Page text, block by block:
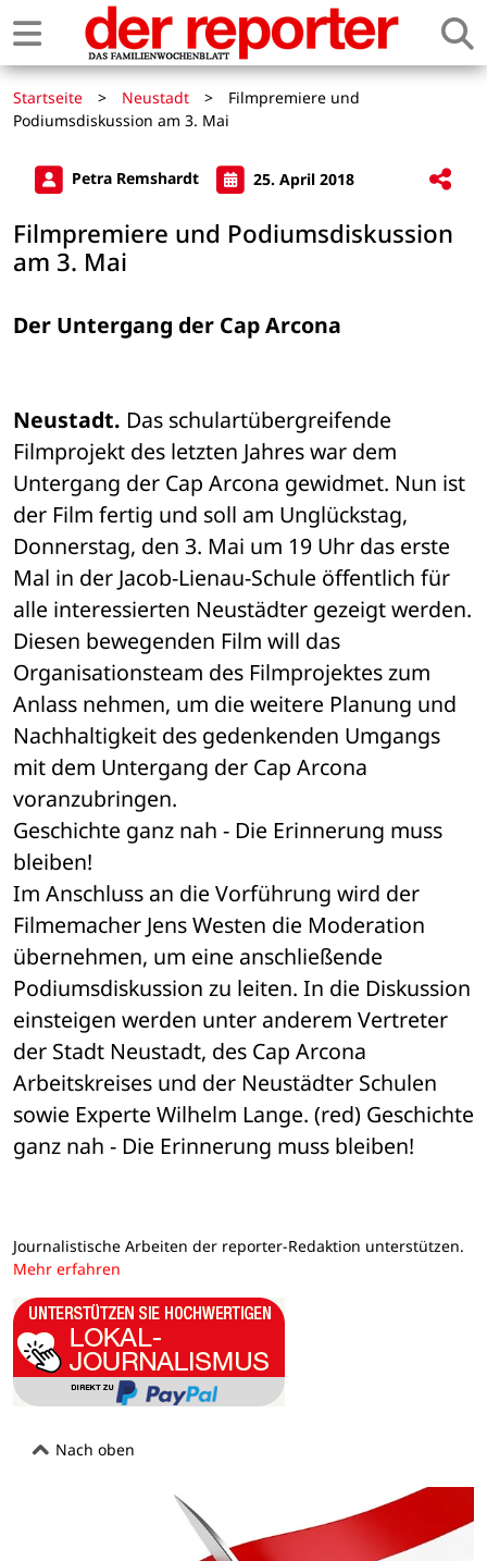
Startseite > Neustadt >
Filmpremiere und
Podiumsdiskussion am 3. Mai
Petra Remshardt 25. April 2018
Filmpremiere und Podiumsdiskussion
am 3. Mai
Der Untergang der Cap Arcona
Neustadt. Das schulartübergreifende
Filmprojekt des letzten Jahres war dem
Untergang der Cap Arcona gewidmet. Nun ist
der Film fertig und soll am Unglückstag,
Donnerstag, den 3. Mai um 19 Uhr das erste
Mal in der Jacob-Lienau-Schule öffentlich für
Diesen bewegenden Film will das
Organisationsteam des Filmprojektes zum
Anlass nehmen, um die weitere Planung und
Nachhaltigkeit des gedenkenden Umgangs
mit dem Untergang der Cap Arcona
voranzubringen.
Geschichte ganz nah - Die Erinnerung muss
bleiben!
Im Anschluss an die Vorführung wird der
Filmemacher Jens Westen die Moderation
übernehmen, um eine anschließende
Podiumsdiskussion zu leiten. In die Diskussion
einsteigen werden unter anderem Vertreter
der Stadt Neustadt, des Cap Arcona
Arbeitskreises und der Neustädter Schulen
sowie Experte Wilhelm Lange. (red) Geschichte
ganz nah - Die Erinnerung muss bleiben!
Journalistische Arbeiten der reporter-Redaktion unterstützen.
Mehr erfahren
Nach oben